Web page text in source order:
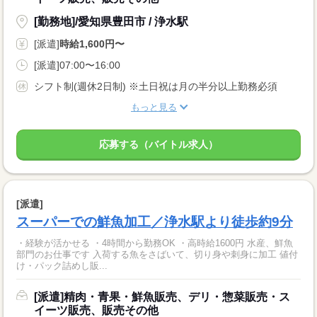
[勤務地]/愛知県豊田市 / 浄水駅
[派遣]時給1,600円〜
[派遣]07:00〜16:00
シフト制(週休2日制) ※土日祝は月の半分以上勤務必須
もっと見る
応募する（バイトル求人）
[派遣]
スーパーでの鮮魚加工／浄水駅より徒歩約9分
・経験が活かせる ・4時間から勤務OK ・高時給1600円 水産、鮮魚
部門のお仕事です 入荷する魚をさばいて、切り身や刺身に加工 値付
け・パック詰めし販...
[派遣]精肉・青果・鮮魚販売、デリ・惣菜販売・ス
イーツ販売、販売その他